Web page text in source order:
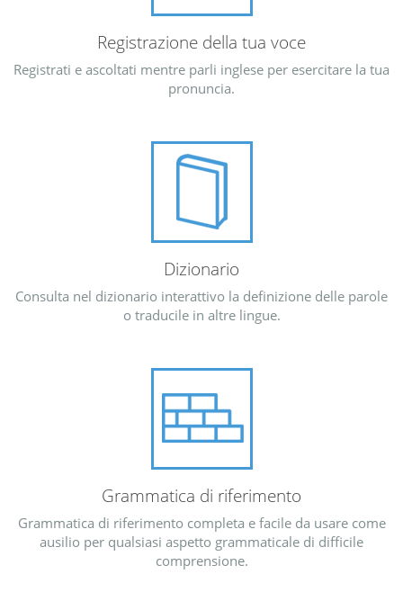
Registrazione della tua voce
Registrati e ascoltati mentre parli inglese per esercitare la tua
pronuncia.
Dizionario
Consulta nel dizionario interattivo la definizione delle parole
o traducile in altre lingue.
Grammatica di riferimento
Grammatica di riferimento completa e facile da usare come
ausilio per qualsiasi aspetto grammaticale di difficile
comprensione.